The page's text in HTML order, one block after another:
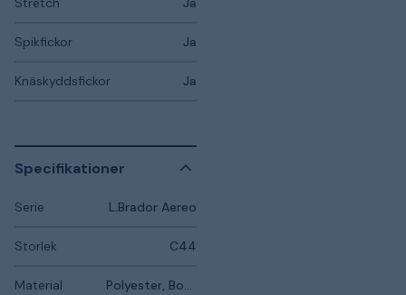
Spikfickor Ja
Knäskyddsfickor Ja
Specifikationer
Serie L.Brador Aereo
Storlek C44
Material Polyester, Bomull, Elastan, Polyamid, Polyuretan